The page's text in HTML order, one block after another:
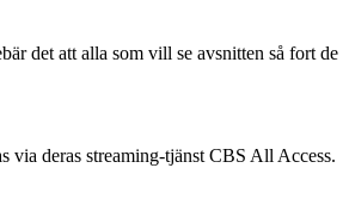
det att alla som vill se avsnitten så fort de
via deras streaming-tjänst CBS All Access.